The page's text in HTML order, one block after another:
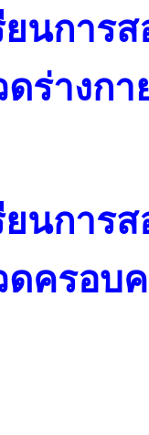
ยนการ
ร่างกา
ยนการ
ครอบค